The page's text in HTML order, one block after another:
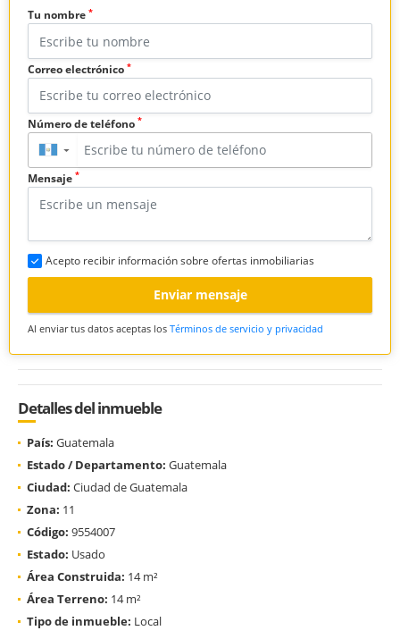
Tu nombre *
Correo electrónico *
Número de teléfono *
▼
Mensaje *
Acepto recibir información sobre ofertas inmobiliarias
Enviar mensaje
Al enviar tus datos aceptas los Términos de servicio y privacidad
Detalles del inmueble
País: Guatemala
Estado / Departamento: Guatemala
Ciudad: Ciudad de Guatemala
Zona: 11
Código: 9554007
Estado: Usado
Área Construida: 14 m²
Área Terreno: 14 m²
Tipo de inmueble: Local